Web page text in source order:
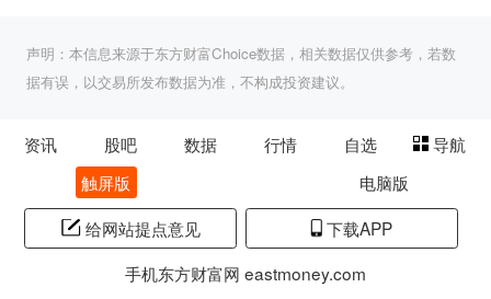
声明：本信息来源于东方财富Choice数据，相关数据仅供参考，若数
据有误，以交易所发布数据为准，不构成投资建议。
资讯 股吧 数据 行情 自选
导航
触屏版
电脑版
给网站提点意见
下载APP
手机东方财富网 eastmoney.com